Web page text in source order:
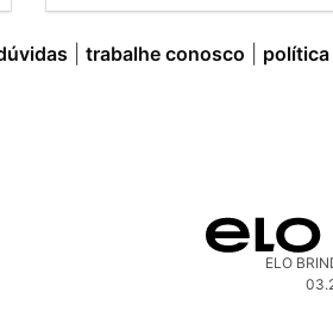
trabalhe conosco política
ELO